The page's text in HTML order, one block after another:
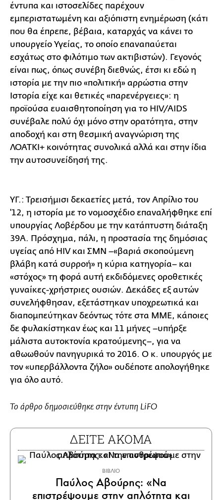
έντυπα και ιστοσελίδες παρέχουν
εμπεριστατωμένη και αξιόπιστη ενημέρωση (κάτι
που θα έπρεπε, βέβαια, καταρχάς να κάνει το
υπουργείο Υγείας, το οποίο επαναπαύεται
εσχάτως στο φιλότιμο των ακτιβιστών). Γεγονός
είναι πως, όπως συνέβη διεθνώς, έτσι κι εδώ η
ιστορία με την πιο «πολιτική» αρρώστια στην
Ιστορία είχε και θετικές «παρενέργειες»: η
προϊούσα ευαισθητοποίηση για το HIV/AIDS
συνέβαλε πολύ όχι μόνο στην ορατότητα, στην
αποδοχή και στη θεσμική αναγνώριση της
ΛΟΑΤΚΙ+ κοινότητας συνολικά αλλά και στην ίδια
την αυτοσυνείδησή της.
ΥΓ.: Τρεισήμισι δεκαετίες μετά, τον Απρίλιο του
'12, η ιστορία με το νομοσχέδιο επαναλήφθηκε επί
υπουργίας Λοβέρδου με την κατάπτυστη διάταξη
39Α. Πρόσχημα, πάλι, η προστασία της δημόσιας
υγείας από HIV και ΣΜΝ –«βαριά σκοπούμενη
βλάβη κατά συρροή» η κύρια κατηγορία– και
«στόχος» τη φορά αυτή εκδιδόμενες οροθετικές
γυναίκες-χρήστριες ουσιών. Δεκάδες εξ αυτών
συνελήφθησαν, εξετάστηκαν υποχρεωτικά και
διαπομπεύτηκαν δεόντως τότε στα ΜΜΕ, κάποιες
δε φυλακίστηκαν έως και 11 μήνες –υπήρξε
μάλιστα αυτοκτονία κρατούμενης–, για να
αθωωθούν πανηγυρικά το 2016. Ο κ. υπουργός με
τον «υπερβάλλοντα ζήλο» ουδέποτε απολογήθηκε
για όλο αυτό.
Το άρθρο δημοσιεύθηκε στην έντυπη LiFO
ΔΕΙΤΕ ΑΚΟΜΑ
ΒΙΒΛΙΟ
Παύλος Αβούρης: «Να
επιστρέψουμε στην απλότητα και